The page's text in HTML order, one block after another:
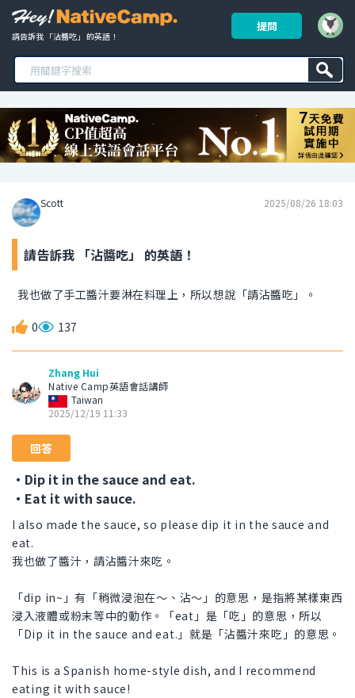
請告訴我 「沾醬吃」 的英語！
提問
Scott 2025/08/26 18:03
請告訴我 「沾醬吃」 的英語！
我也做了手工醬汁要淋在料理上，所以想說「請沾醬吃」。
0 137
Zhang Hui
Native Camp英語會話講師
Taiwan
2025/12/19 11:33
回答
・Dip it in the sauce and eat.
・Eat it with sauce.
I also made the sauce, so please dip it in the sauce and
eat.
我也做了醬汁，請沾醬汁來吃。
「dip in~」有「稍微浸泡在～、沾～」的意思，是指將某樣東西
浸入液體或粉末等中的動作。「eat」是「吃」的意思，所以
「Dip it in the sauce and eat.」就是「沾醬汁來吃」的意思。
This is a Spanish home-style dish, and I recommend
eating it with sauce!